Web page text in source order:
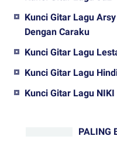
Kunci Gitar Lagu
Dengan Caraku
Kunci Gitar Lagu
Kunci Gitar Lagu
Kunci Gitar Lagu
PALING